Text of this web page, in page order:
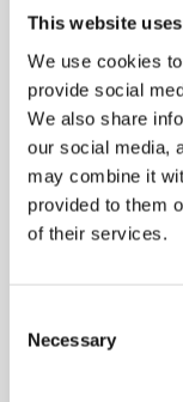
This website
We use cookies
provide social
We also share
our social media,
may combine it
provided to them
of their services.
Necessary
価格と性能の両面で、 最も要求の
ロライダー向
EWS（エンデ
めた溶接リムの姉妹品で
のレーサーが
毎日走りを楽し
さらに表示
ALUMINIUM